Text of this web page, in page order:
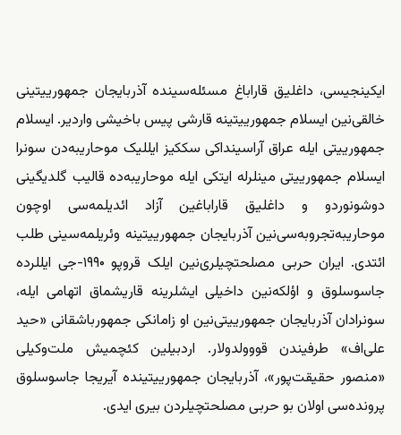
ایکینجیسی، داغلیق قاراباغ مسئله‌‌سینده آذربایجان جمهورییتینی
خالقی‌نین ایسلام جمهورییتینه قارشی پیس باخیشی واردیر. ایسلام
جمهورییتی ایله عراق آراسینداکی سککیز ایللیک موحاریبه‌‌‌دن سونرا
ایسلام جمهورییتی مینلرله ایتکی ایله موحاریبه‌‌‌ده قالیب گلدیگینی
دوشونوردو و داغلیق قاراباغین آزاد ائدیلمه‌سی اوچون
موحاریبه‌‌‌تجروبه‌سی‌نین آذربایجان جمهورییتینه وئریلمه‌سینی طلب
ائتدی. ایران حربی مصلحتچیلری‌نین ایلک قروپو ۱۹۹۰-جی ایللرده
جاسوسلوق و اؤلکه‌نین داخیلی ایشلرینه قاریشماق اتهامی ایله،
سونرادان آذربایجان جمهورییتی‌نین او زامانکی جمهورباشقانی «حید
علی‌اف» طرفیندن قووولدولار. اردبیلین کئچمیش ملت‌وکیلی
«منصور حقیقت‌پور»، آذربایجان جمهورییتینده آیریجا جاسوسلوق
پرونده‌سی اولان بو حربی مصلحتچیلردن بیری ایدی.